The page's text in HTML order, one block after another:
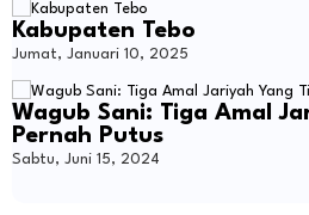
Kabupaten Tebo
Jumat, Januari 10, 2025
Wagub Sani: Tiga Amal
Pernah Putus
Sabtu, Juni 15, 2024